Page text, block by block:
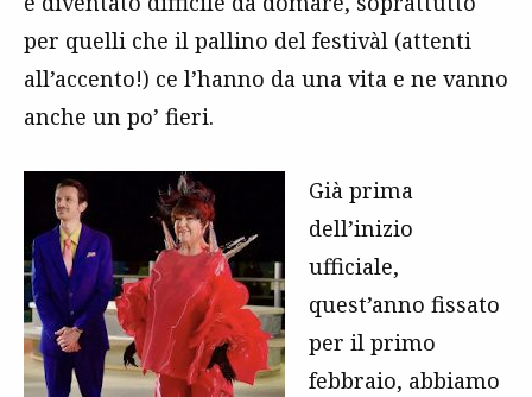
per quelli che il pallino del festivàl (attenti
all’accento!) ce l’hanno da una vita e ne vanno
anche un po’ fieri.
Già prima
dell’inizio
ufficiale,
quest’anno fissato
per il primo
febbraio, abbiamo